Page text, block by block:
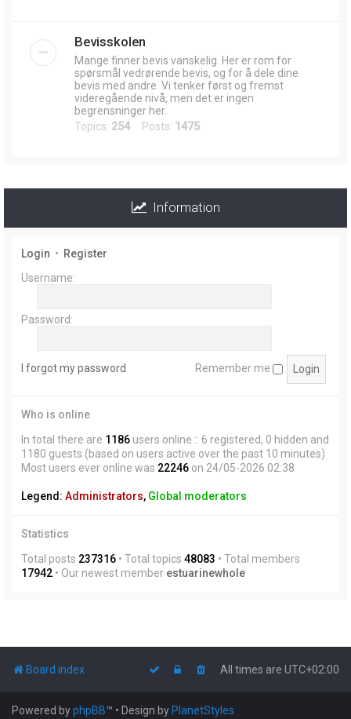
Bevisskolen
Mange finner bevis vanskelig. Her er rom for
spørsmål vedrørende bevis, og for å dele dine
bevis med andre. Vi tenker først og fremst
videregående nivå, men det er ingen
begrensninger her.
Topics: 254 Posts: 1475
Information
Login • Register
Username:
Password:
I forgot my password Remember me
Who is online
In total there are 1186 users online :: 6 registered, 0 hidden and
1180 guests (based on users active over the past 10 minutes)
Most users ever online was 22246 on 24/05-2026 02:38
Legend: Administrators, Global moderators
Statistics
Total posts 237316 • Total topics 48083 • Total members
17942 • Our newest member estuarinewhole
Board index All times are UTC+02:00
Powered byphpBB™ • Design by PlanetStyles